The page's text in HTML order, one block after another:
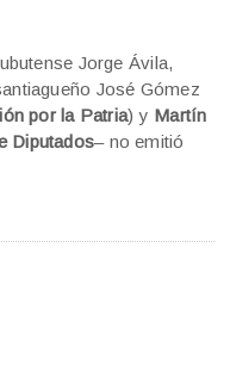
Jorge Ávila,
José Gómez
por la Patria) y Martín
Diputados– no emitió